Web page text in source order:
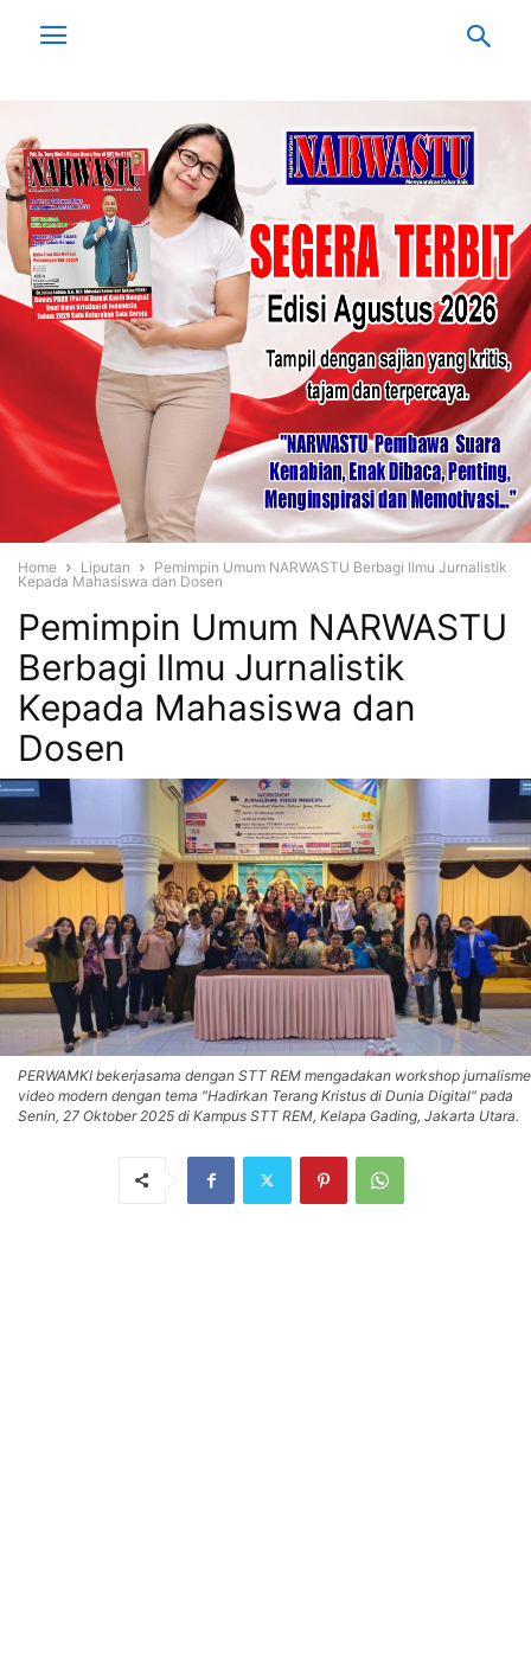
Home Liputan
Pemimpin Umum NARWASTU Berbagi Ilmu Jurnalistik
Kepada Mahasiswa dan Dosen
Pemimpin Umum NARWASTU
Berbagi Ilmu Jurnalistik
Kepada Mahasiswa dan
Dosen
PERWAMKI bekerjasama dengan STT REM mengadakan workshop jurnalisme
video modern dengan tema "Hadirkan Terang Kristus di Dunia Digital" pada
Senin, 27 Oktober 2025 di Kampus STT REM, Kelapa Gading, Jakarta Utara.